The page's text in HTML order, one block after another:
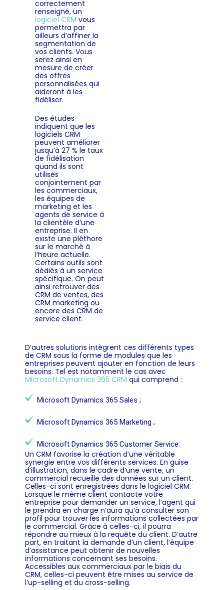
correctement
renseigné, un
logiciel CRM vous
permettra par
ailleurs d’affiner la
segmentation de
vos clients. Vous
serez ainsi en
mesure de créer
des offres
personnalisées qui
aideront à les
fidéliser.
Des études
indiquent que les
logiciels CRM
peuvent améliorer
jusqu’à 27 % le taux
de fidélisation
quand ils sont
utilisés
conjointement par
les commerciaux,
les équipes de
marketing et les
agents de service à
la clientèle d’une
entreprise. Il en
existe une pléthore
sur le marché à
l’heure actuelle.
Certains outils sont
dédiés à un service
spécifique. On peut
ainsi retrouver des
CRM de ventes, des
CRM marketing ou
encore des CRM de
service client.
D’autres solutions intègrent ces différents types
de CRM sous la forme de modules que les
entreprises peuvent ajouter en fonction de leurs
besoins. Tel est notamment le cas avec
Microsoft Dynamics 365 CRM qui comprend :
Microsoft Dynamics 365 Sales ;
Microsoft Dynamics 365 Marketing ;
Microsoft Dynamics 365 Customer Service.
Un CRM favorise la création d’une véritable
synergie entre vos différents services. En guise
d’illustration, dans le cadre d’une vente, un
commercial recueille des données sur un client.
Celles-ci sont enregistrées dans le logiciel CRM.
Lorsque le même client contacte votre
entreprise pour demander un service, l’agent qui
le prendra en charge n’aura qu’à consulter son
profil pour trouver les informations collectées par
le commercial. Grâce à celles-ci, il pourra
répondre au mieux à la requête du client. D’autre
part, en traitant la demande d’un client, l’équipe
d’assistance peut obtenir de nouvelles
informations concernant ses besoins.
Accessibles aux commerciaux par le biais du
CRM, celles-ci peuvent être mises au service de
l’up-selling et du cross-selling.